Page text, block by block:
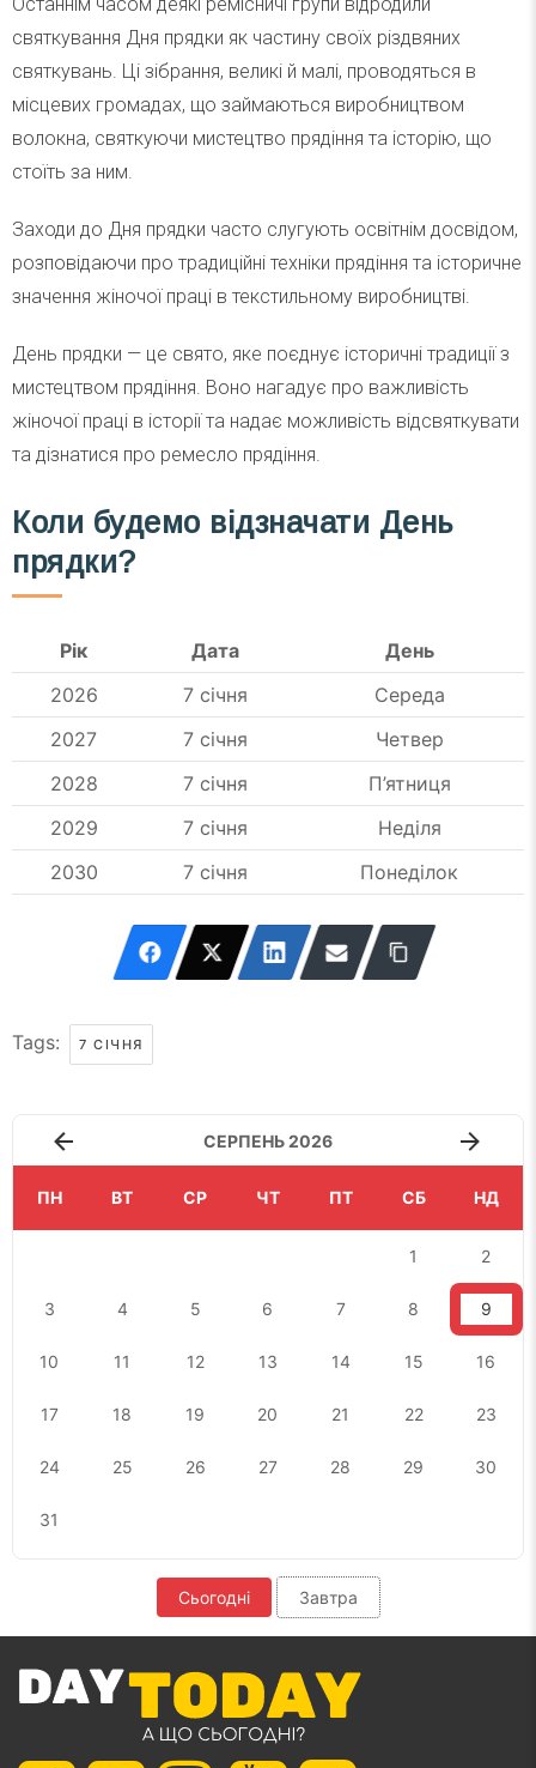
Останнім часом деякі ремісничі групи відродили
святкування Дня прядки як частину своїх різдвяних
святкувань. Ці зібрання, великі й малі, проводяться в
місцевих громадах, що займаються виробництвом
волокна, святкуючи мистецтво прядіння та історію, що
стоїть за ним.
Заходи до Дня прядки часто слугують освітнім досвідом,
розповідаючи про традиційні техніки прядіння та історичне
значення жіночої праці в текстильному виробництві.
День прядки — це свято, яке поєднує історичні традиції з
мистецтвом прядіння. Воно нагадує про важливість
жіночої праці в історії та надає можливість відсвяткувати
та дізнатися про ремесло прядіння.
Коли будемо відзначати День
прядки?
Рік Дата
День
2026
7 січня
Середа
2027
7 січня
Четвер
2028
7 січня
П’ятниця
2029
7 січня
Неділя
2030
7 січня Понеділок
Tags: 7 СІЧНЯ
СЕРПЕНЬ 2026
ПН ВТ СР ЧТ ПТ СБ НД
1 2
3 4 5 6 7 8 9
10 11 12 13 14 15 16
17 18 19 20 21 22 23
24 25 26 27 28 29 30
31
Сьогодні Завтра